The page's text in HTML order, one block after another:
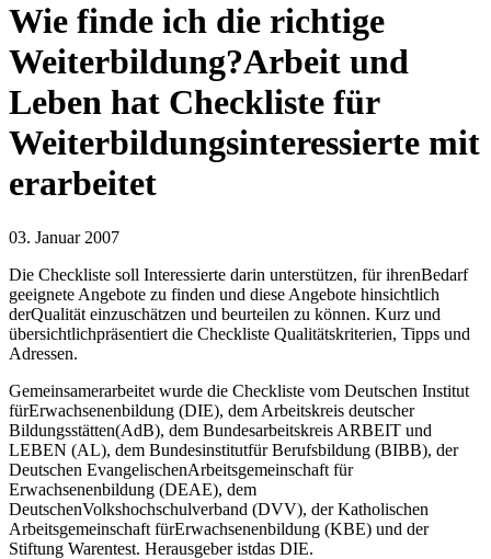
Wie finde ich die richtige
Weiterbildung?Arbeit und
Leben hat Checkliste für
Weiterbildungsinteressierte mit
erarbeitet
03. Januar 2007
Die Checkliste soll Interessierte darin unterstützen, für ihrenBedarf
geeignete Angebote zu finden und diese Angebote hinsichtlich
derQualität einzuschätzen und beurteilen zu können. Kurz und
übersichtlichpräsentiert die Checkliste Qualitätskriterien, Tipps und
Adressen.
Gemeinsamerarbeitet wurde die Checkliste vom Deutschen Institut
fürErwachsenenbildung (DIE), dem Arbeitskreis deutscher
Bildungsstätten(AdB), dem Bundesarbeitskreis ARBEIT und
LEBEN (AL), dem Bundesinstitutfür Berufsbildung (BIBB), der
Deutschen EvangelischenArbeitsgemeinschaft für
Erwachsenenbildung (DEAE), dem
DeutschenVolkshochschulverband (DVV), der Katholischen
Arbeitsgemeinschaft fürErwachsenenbildung (KBE) und der
Stiftung Warentest. Herausgeber istdas DIE.